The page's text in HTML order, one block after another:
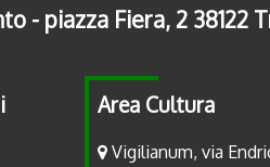
- piazza Fiera, 2 38122
Area Cultura
Vigilianum, via